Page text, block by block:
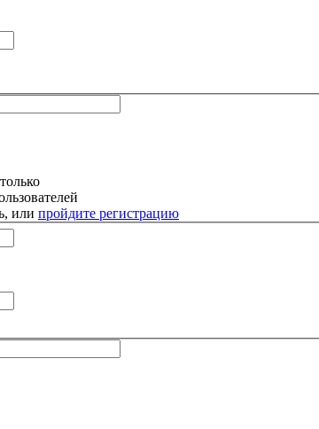
или пройдите регистрацию